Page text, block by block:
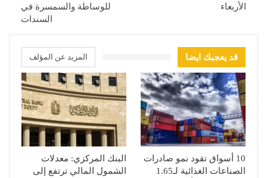
الأربعاء
للوساطة والسمسرة في
السندات
قد يعجبك ايضا المزيد عن المؤلف
10 أسواق تقود نمو صادرات
الصناعات الغذائية لـ1.65
البنك المركزي: معدلات
الشمول المالي ترتفع إلى